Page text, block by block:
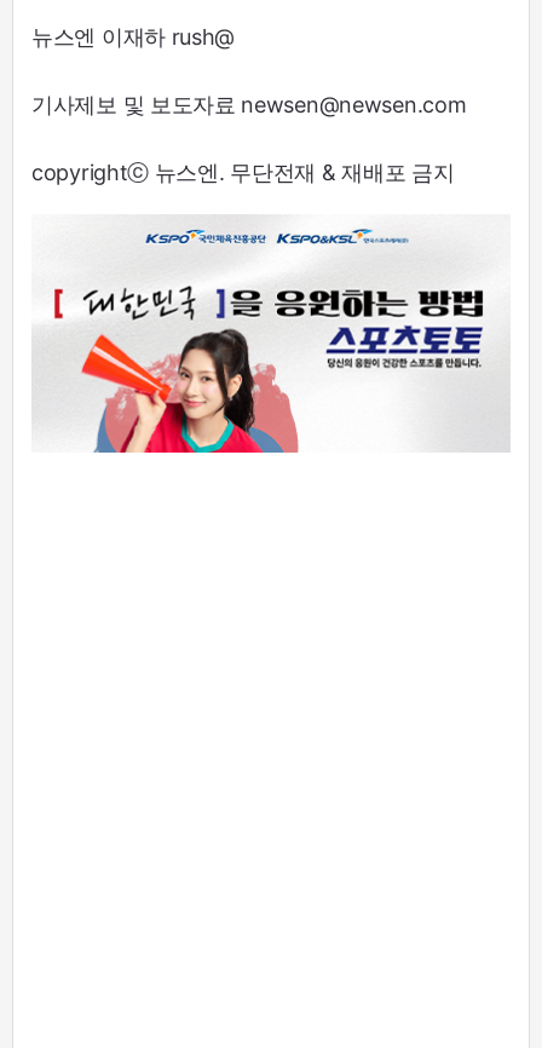
뉴스엔 이재하 rush@
기사제보 및 보도자료 newsen@newsen.com
copyrightⓒ 뉴스엔. 무단전재 & 재배포 금지